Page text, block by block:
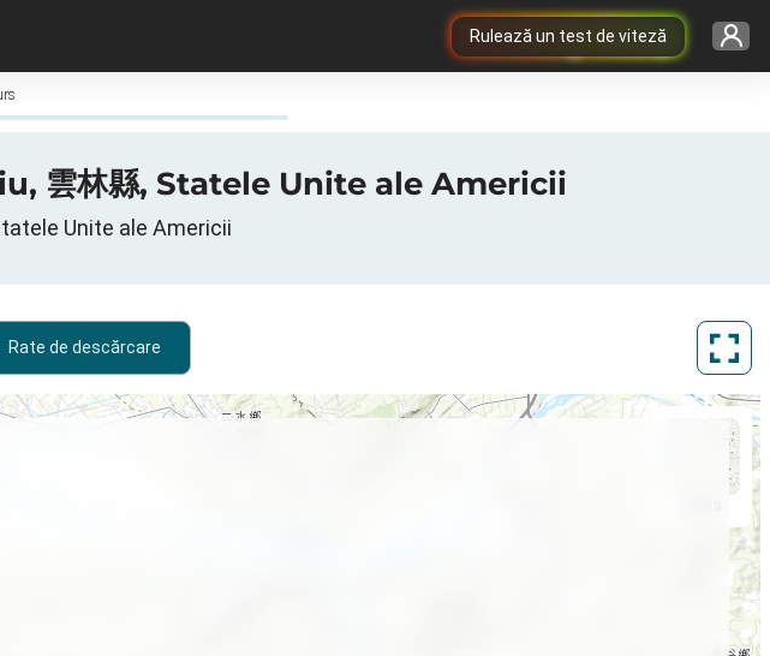
Rulează un test de viteză
雲林縣, Statele Unite ale Americii
Unite ale Americii
Rate de descărcare